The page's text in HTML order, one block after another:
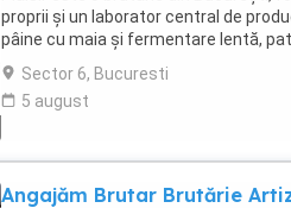
proprii și un laborator central de
pâine cu maia și fermentare lentă,
cofetărie, pentru ...
Sector 6, Bucuresti
5 august
Angajăm Brutar Brutărie